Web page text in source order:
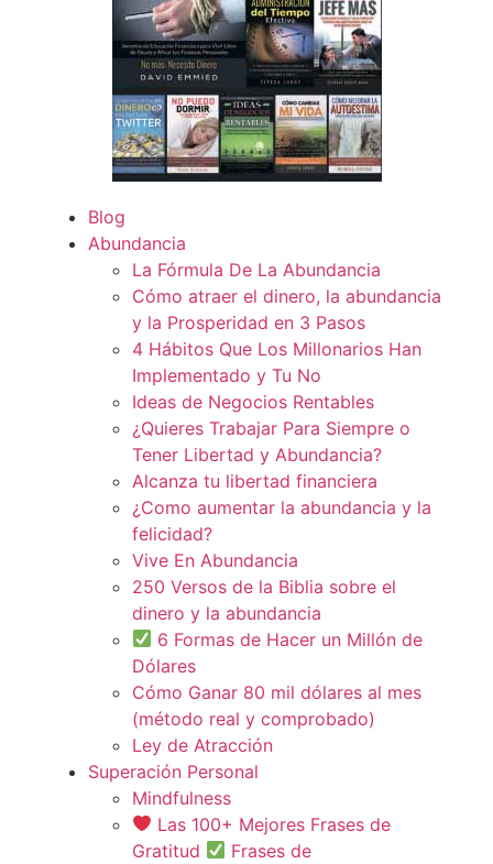
Blog
Abundancia
La Fórmula De La Abundancia
Cómo atraer el dinero, la abundancia
y la Prosperidad en 3 Pasos
4 Hábitos Que Los Millonarios Han
Implementado y Tu No
Ideas de Negocios Rentables
¿Quieres Trabajar Para Siempre o
Tener Libertad y Abundancia?
Alcanza tu libertad financiera
¿Como aumentar la abundancia y la
felicidad?
Vive En Abundancia
250 Versos de la Biblia sobre el
dinero y la abundancia
6 Formas de Hacer un Millón de
Dólares
Cómo Ganar 80 mil dólares al mes
(método real y comprobado)
Ley de Atracción
Superación Personal
Mindfulness
Las 100+ Mejores Frases de
Gratitud
Frases de